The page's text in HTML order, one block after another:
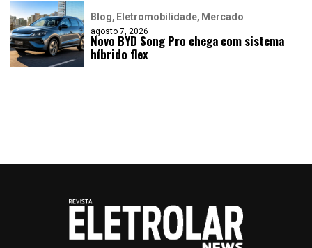
Blog Eletromobilidade Mercado
agosto 7, 2026
Novo BYD Song Pro chega com sistema
híbrido flex